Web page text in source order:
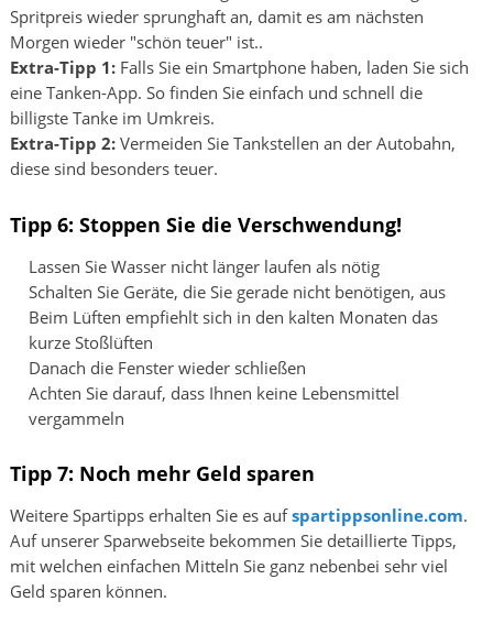
Spritpreis wieder sprunghaft an, damit es am nächsten
Morgen wieder "schön teuer" ist..
Extra-Tipp 1: Falls Sie ein Smartphone haben, laden Sie sich
eine Tanken-App. So finden Sie einfach und schnell die
billigste Tanke im Umkreis.
Extra-Tipp 2: Vermeiden Sie Tankstellen an der Autobahn,
diese sind besonders teuer.
Tipp 6: Stoppen Sie die Verschwendung!
Lassen Sie Wasser nicht länger laufen als nötig
Schalten Sie Geräte, die Sie gerade nicht benötigen, aus
Beim Lüften empfiehlt sich in den kalten Monaten das
kurze Stoßlüften
Danach die Fenster wieder schließen
Achten Sie darauf, dass Ihnen keine Lebensmittel
vergammeln
Tipp 7: Noch mehr Geld sparen
Weitere Spartipps erhalten Sie es aufspartippsonline.com.
Auf unserer Sparwebseite bekommen Sie detaillierte Tipps,
mit welchen einfachen Mitteln Sie ganz nebenbei sehr viel
Geld sparen können.